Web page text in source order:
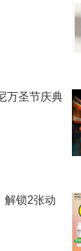
万圣节庆典
解锁2张动